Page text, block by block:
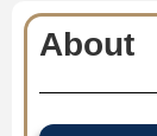
About